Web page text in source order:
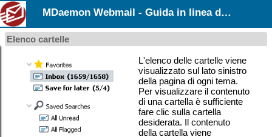
MDaemon Webmail - Guida in linea dell’utente
Elenco cartelle
L'elenco delle cartelle viene
visualizzato sul lato sinistro
della pagina di ogni tema.
Per visualizzare il contenuto
di una cartella è sufficiente
fare clic sulla cartella
desiderata. Il contenuto
della cartella viene